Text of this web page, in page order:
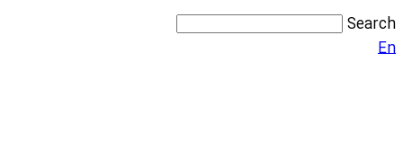
Search
En